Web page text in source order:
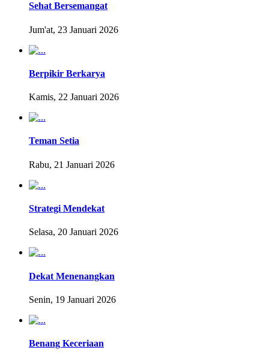
Sehat Bersemangat
Jum'at, 23 Januari 2026
Berpikir Berkarya
Kamis, 22 Januari 2026
Teman Setia
Rabu, 21 Januari 2026
Strategi Mendekat
Selasa, 20 Januari 2026
Dekat Menenangkan
Senin, 19 Januari 2026
Benang Keceriaan